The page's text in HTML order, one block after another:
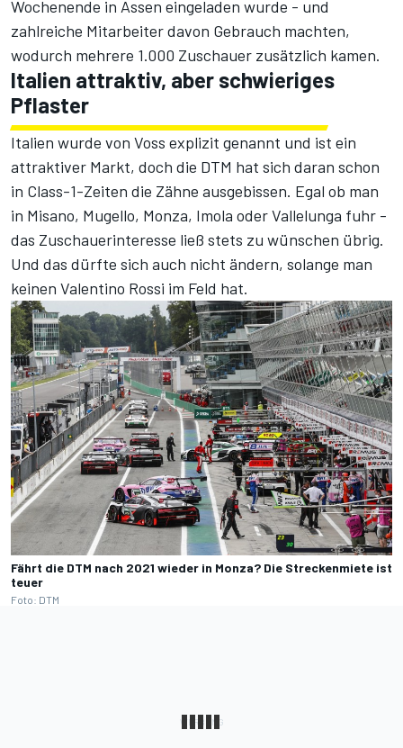
Wochenende in Assen eingeladen wurde - und
zahlreiche Mitarbeiter davon Gebrauch machten,
wodurch mehrere 1.000 Zuschauer zusätzlich kamen.
Italien attraktiv, aber schwieriges
Pflaster
Italien wurde von Voss explizit genannt und ist ein
attraktiver Markt, doch die DTM hat sich daran schon
in Class-1-Zeiten die Zähne ausgebissen. Egal ob man
in Misano, Mugello, Monza, Imola oder Vallelunga fuhr -
das Zuschauerinteresse ließ stets zu wünschen übrig.
Und das dürfte sich auch nicht ändern, solange man
keinen Valentino Rossi im Feld hat.
Fährt die DTM nach 2021 wieder in Monza? Die Streckenmiete ist
teuer
Foto: DTM